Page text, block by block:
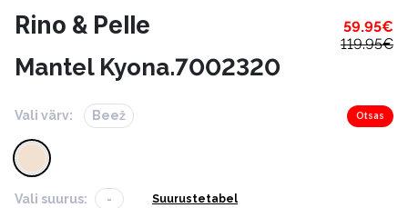
Rino & Pelle 59.95€
119.95€
Mantel Kyona.7002320
Vali värv: Beež Otsas
Vali suurus: - Suurustetabel